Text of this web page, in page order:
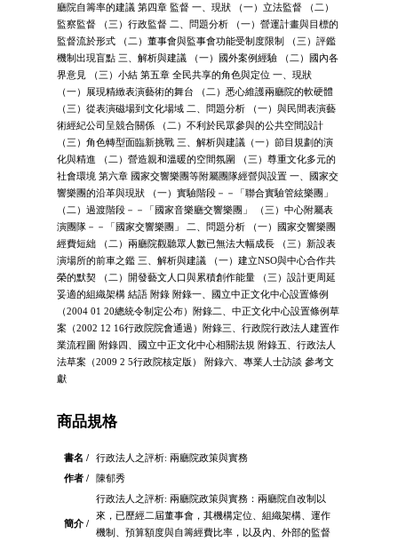
廳院自籌率的建議 第四章 監督 一、現狀 （一）立法監督 （二）
監察監督 （三）行政監督 二、問題分析 （一）營運計畫與目標的
監督流於形式 （二）董事會與監事會功能受制度限制 （三）評鑑
機制出現盲點 三、解析與建議 （一）國外案例經驗 （二）國內各
界意見 （三）小結 第五章 全民共享的角色與定位 一、現狀
（一）展現精緻表演藝術的舞台 （二）悉心維護兩廳院的軟硬體
（三）從表演磁場到文化場域 二、問題分析 （一）與民間表演藝
術經紀公司呈競合關係 （二）不利於民眾參與的公共空間設計
（三）角色轉型面臨新挑戰 三、解析與建議（一）節目規劃的演
化與精進 （二）營造親和溫暖的空間氛圍 （三）尊重文化多元的
社會環境 第六章 國家交響樂團等附屬團隊經營與設置 一、國家交
響樂團的沿革與現狀 （一）實驗階段－－「聯合實驗管絃樂團」
（二）過渡階段－－「國家音樂廳交響樂團」 （三）中心附屬表
演團隊－－「國家交響樂團」 二、問題分析 （一）國家交響樂團
經費短絀 （二）兩廳院觀聽眾人數已無法大幅成長 （三）新設表
演場所的前車之鑑 三、解析與建議 （一）建立NSO與中心合作共
榮的默契 （二）開發藝文人口與累積創作能量 （三）設計更周延
妥適的組織架構 結語 附錄 附錄一、國立中正文化中心設置條例
（2004 01 20總統令制定公布）附錄二、中正文化中心設置條例草
案（2002 12 16行政院院會通過）附錄三、行政院行政法人建置作
業流程圖 附錄四、國立中正文化中心相關法規 附錄五、行政法人
法草案（2009 2 5行政院核定版） 附錄六、專業人士訪談 參考文
獻
商品規格
書名 /
行政法人之評析: 兩廳院政策與實務
作者 /
陳郁秀
簡介 /
行政法人之評析: 兩廳院政策與實務：兩廳院自改制以
來，已歷經二屆董事會，其機構定位、組織架構、運作
機制、預算額度與自籌經費比率，以及內、外部的監督